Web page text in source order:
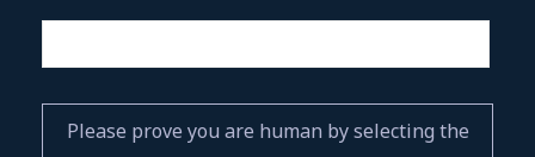
Please prove you are human by selecting the